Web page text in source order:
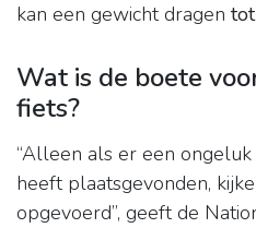
kan een gewicht dragen
Wat is de boete
fiets?
“Alleen als er een
heeft plaatsgevonden,
opgevoerd”, geeft de